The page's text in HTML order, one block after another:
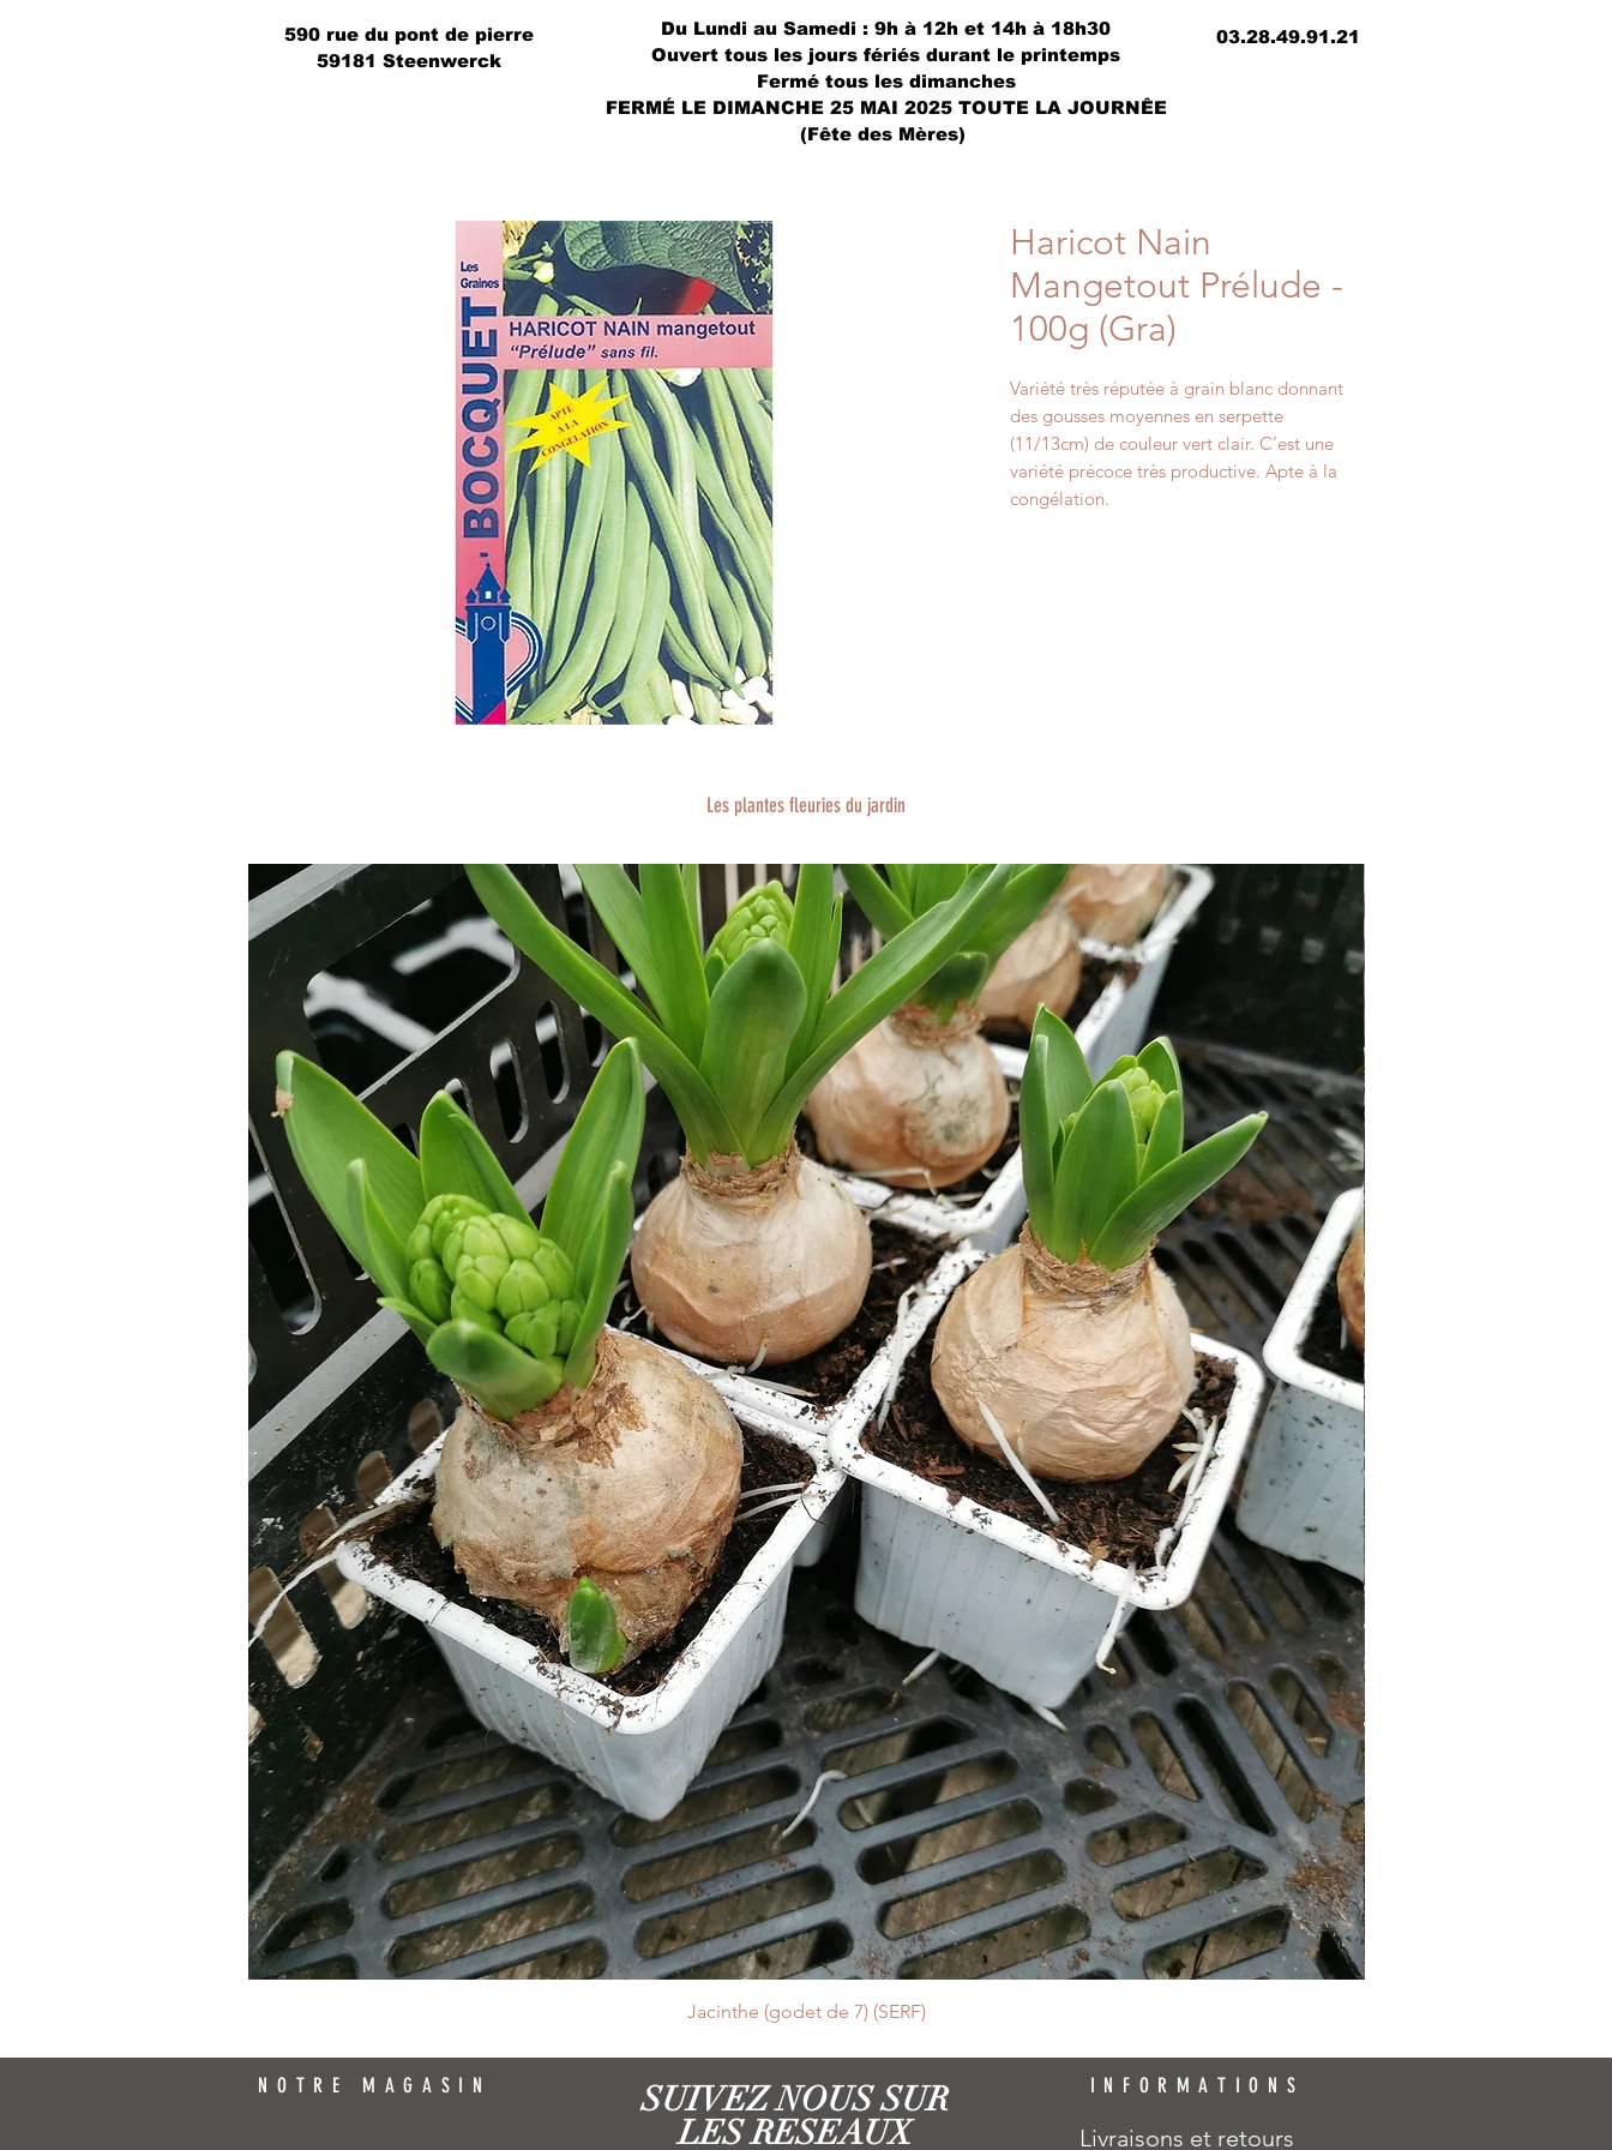
590 rue du pont de pierre
59181 Steenwerck
Du Lundi au Samedi : 9h à 12h et 14h à 18h30
Ouvert tous les jours fériés durant le printemps
Fermé tous les dimanches
FERMÉ LE DIMANCHE 25 MAI 2025 TOUTE LA JOURNÊE
(Fête des Mères)
03.28.49.91.21
Haricot Nain
Mangetout Prélude -
100g (Gra)
Variété très réputée à grain blanc donnant
des gousses moyennes en serpette
(11/13cm) de couleur vert clair. C’est une
variété précoce très productive. Apte à la
congélation.
Les plantes fleuries du jardin
Jacinthe (godet de 7) (SERF)
NOTRE MAGASIN
SUIVEZ NOUS SUR
LES RESEAUX
INFORMATIONS
Livraisons et retours